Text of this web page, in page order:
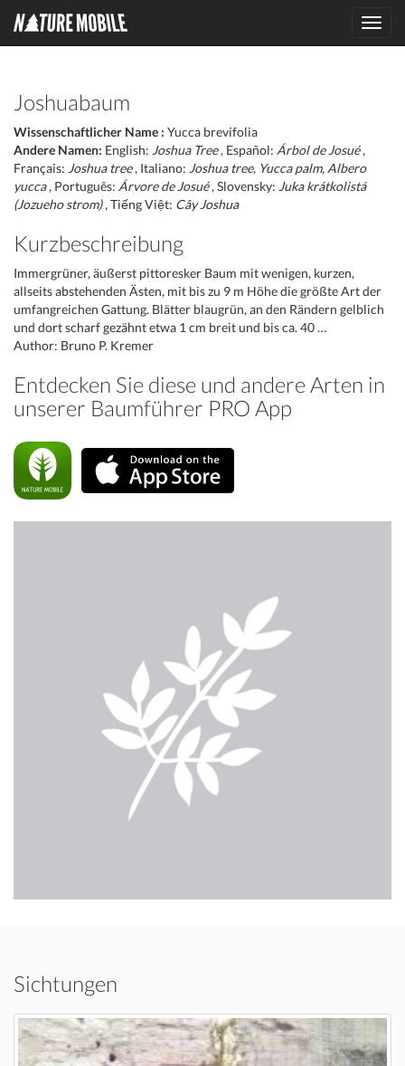
Joshuabaum
Wissenschaftlicher Name : Yucca brevifolia
Andere Namen: English: Joshua Tree, Español: Árbol de Josué,
Français: Joshua tree, Italiano: Joshua tree, Yucca palm, Albero
yucca, Português: Árvore de Josué, Slovensky: Juka krátkolistá
(Jozueho strom), Tiếng Việt: Cây Joshua
Kurzbeschreibung
Immergrüner, äußerst pittoresker Baum mit wenigen, kurzen,
allseits abstehenden Ästen, mit bis zu 9 m Höhe die größte Art der
umfangreichen Gattung. Blätter blaugrün, an den Rändern gelblich
und dort scharf gezähnt etwa 1 cm breit und bis ca. 40 …
Author: Bruno P. Kremer
Entdecken Sie diese und andere Arten in
unserer Baumführer PRO App
Sichtungen